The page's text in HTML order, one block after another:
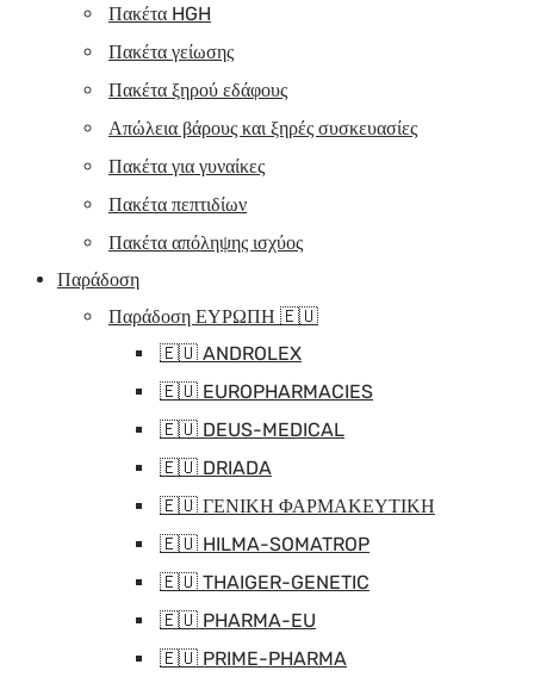
Πακέτα HGH
Πακέτα γείωσης
Πακέτα ξηρού εδάφους
Απώλεια βάρους και ξηρές συσκευασίες
Πακέτα για γυναίκες
Πακέτα πεπτιδίων
Πακέτα απόληψης ισχύος
Παράδοση
Παράδοση ΕΥΡΩΠΗ 🇪🇺
🇪🇺 ANDROLEX
🇪🇺 EUROPHARMACIES
🇪🇺 DEUS-MEDICAL
🇪🇺 DRIADA
🇪🇺 ΓΕΝΙΚΗ ΦΑΡΜΑΚΕΥΤΙΚΗ
🇪🇺 HILMA-SOMATROP
🇪🇺 THAIGER-GENETIC
🇪🇺 PHARMA-EU
🇪🇺 PRIME-PHARMA